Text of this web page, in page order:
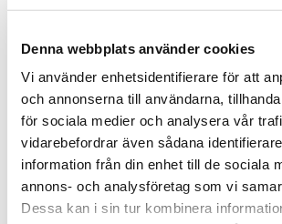
Denna webbplats använder cookies
Vi använder enhetsidentifierare för att
och annonserna till användarna,
för sociala medier och analysera vår
vidarebefordrar även sådana
information från din enhet till de sociala
annons- och analysföretag som vi
Dessa kan i sin tur kombinera
LinkedIn Sales navigator
som vill arbeta effektivt
selling